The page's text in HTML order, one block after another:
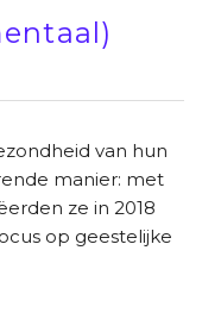
van hun
manier: met
ze in 2018
op geestelijke